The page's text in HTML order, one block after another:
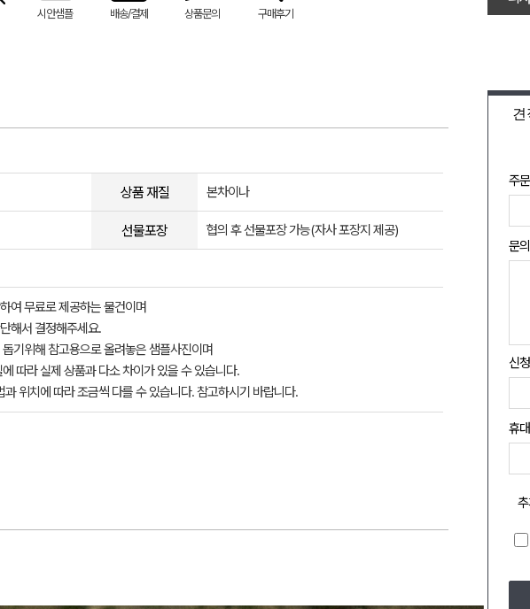
시안샘플 배송/결제 상품문의 구매후기
견
주
문
신
휴
상품 재질 본차이나
선물포장 협의 후 선물포장 가능(자사 포장지 제공)
여 무료로 제공하는 물건이며
해서 결정해주세요.
기위해 참고용으로 올려놓은 샘플사진이며
따라 실제 상품과 다소 차이가 있을 수 있습니다.
위치에 따라 조금씩 다를 수 있습니다. 참고하시기 바랍니다.